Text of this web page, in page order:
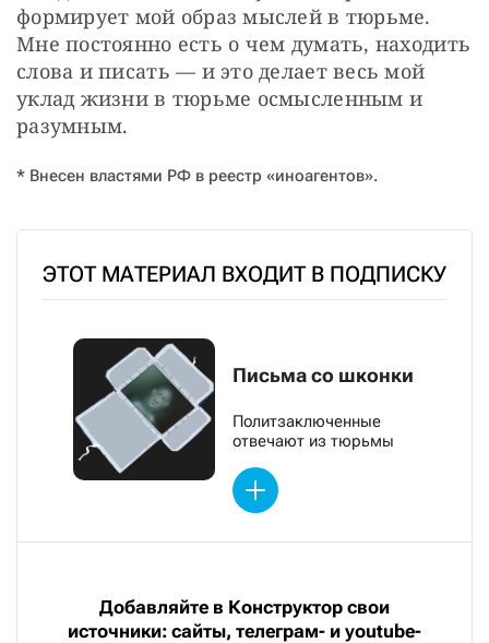
формирует мой образ мыслей в тюрьме.
Мне постоянно есть о чем думать, находить
слова и писать — и это делает весь мой
уклад жизни в тюрьме осмысленным и
разумным.
* Внесен властями РФ в реестр «иноагентов».
ЭТОТ МАТЕРИАЛ ВХОДИТ В ПОДПИСКУ
Письма со шконки
Политзаключенные
отвечают из тюрьмы
Добавляйте в Конструктор свои
источники: сайты, телеграм- и youtube-